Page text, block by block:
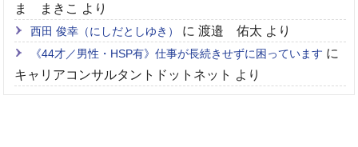
ま まきこ より
西田 俊幸（にしだとしゆき） に渡邉 佑太 より
《44才／男性・HSP有》仕事が長続きせずに困っています に
キャリアコンサルタントドットネット より